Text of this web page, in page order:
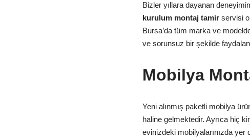
Bizler yıllara dayanan
kurulum montaj tamir servisi
Bursa’da tüm marka ve
ve sorunsuz bir şekilde
Mobilya
Yeni alınmış paketli mobilya
haline gelmektedir. Ayrıca hiç
evinizdeki mobilyalarınızda